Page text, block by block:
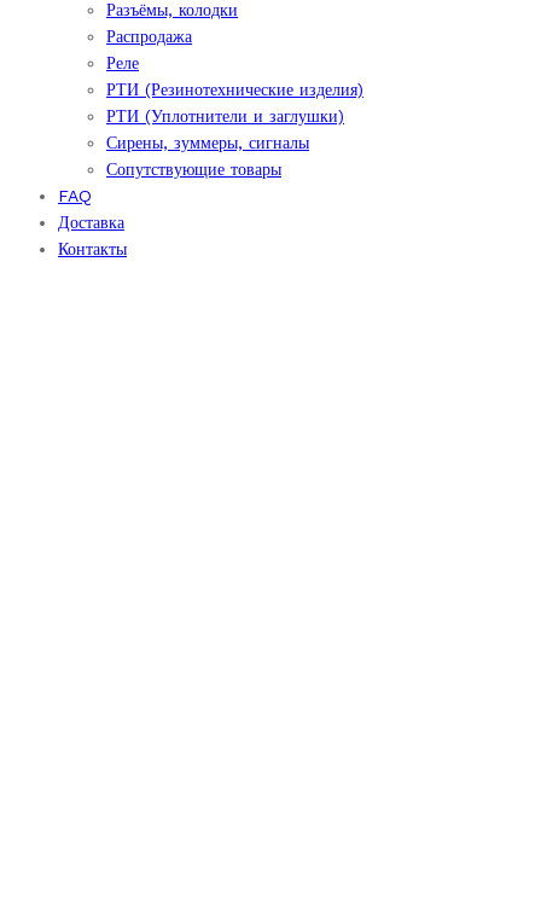
Разъёмы, колодки
Распродажа
Реле
РТИ (Резинотехнические изделия)
РТИ (Уплотнители и заглушки)
Сирены, зуммеры, сигналы
Сопутствующие товары
FAQ
Доставка
Контакты